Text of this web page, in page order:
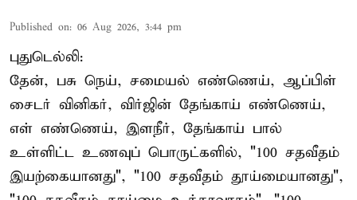
Published on: 06 Aug 2026, 3:44 pm
புதுடெல்லி:
தேன், பசு நெய், சமையல் எண்ணெய், ஆப்பிள்
சைடர் வினிகர், விர்ஜின் தேங்காய் எண்ணெய்,
எள் எண்ணெய், இளநீர், தேங்காய் பால்
உள்ளிட்ட உணவுப் பொருட்களில், "100 சதவீதம்
இயற்கையானது", "100 சதவீதம் தூய்மையானது",